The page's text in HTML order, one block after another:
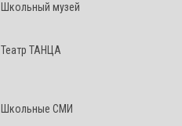
Школьный музей
Театр ТАНЦА
Школьные СМИ